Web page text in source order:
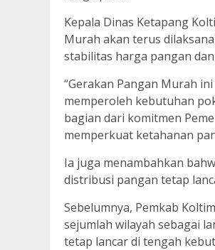
Kepala Dinas Ketapang
Murah akan terus
stabilitas harga pangan
“Gerakan Pangan Murah
memperoleh kebutuhan
bagian dari komitmen
memperkuat ketahanan
Ia juga menambahkan
distribusi pangan tetap
Sebelumnya, Pemkab
sejumlah wilayah sebagai
tetap lancar di tengah